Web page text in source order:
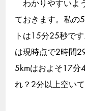
わかりやすいよ
ておきます。私の
トは15分25秒で
は現時点で2時間
5kmはおよそ17分
れ？2分以上空い